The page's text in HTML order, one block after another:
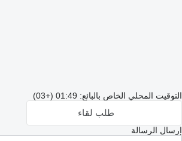
التوقيت المحلي الخاص بالبائع: 01:49 (+03)
طلب لقاء
إرسال الرسالة